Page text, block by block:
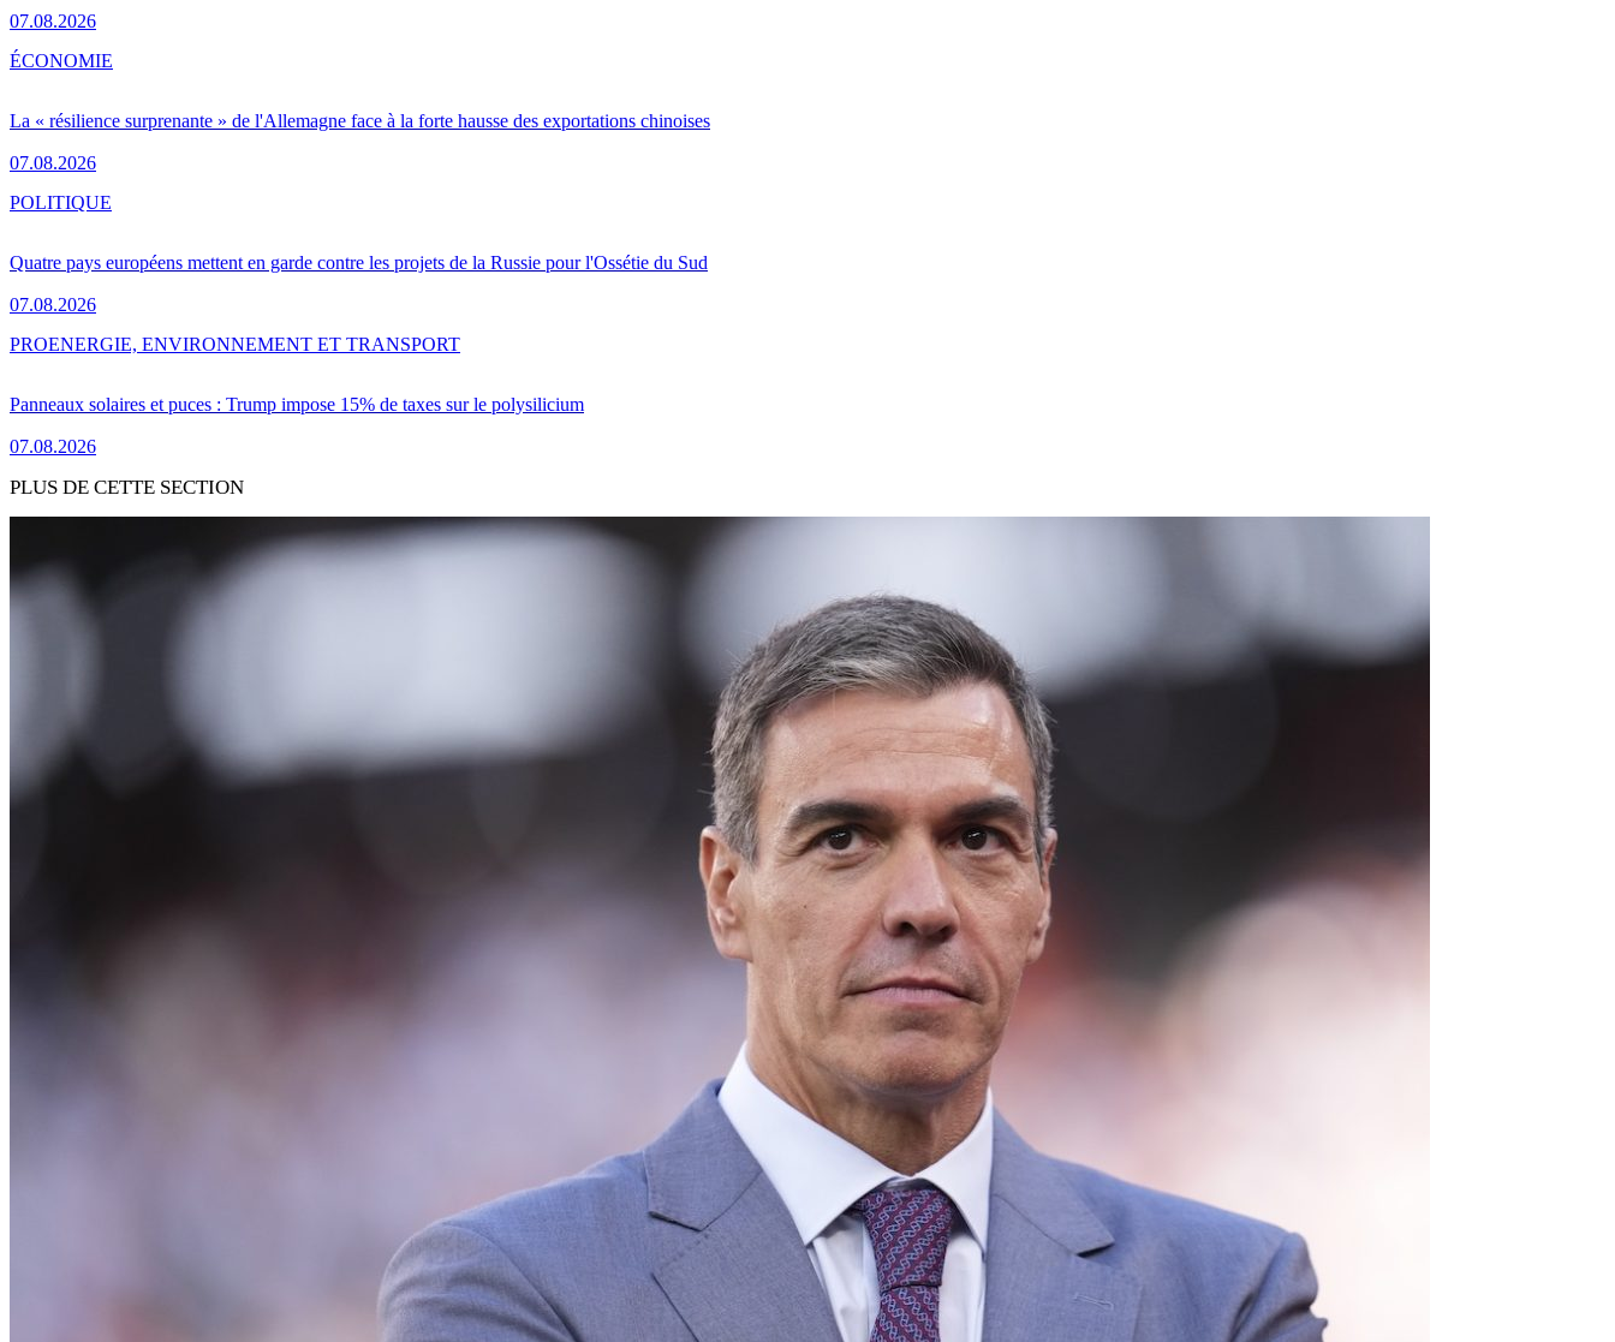
07.08.2026
La « résilience surprenante » de l'Allemagne face à la forte hausse des exportations chinoises
07.08.2026
ÉCONOMIE
Quatre pays européens mettent en garde contre les projets de la Russie pour l'Ossétie du Sud
07.08.2026
POLITIQUE
Panneaux solaires et puces : Trump impose 15% de taxes sur le polysilicium
07.08.2026
PROENERGIE, ENVIRONNEMENT ET TRANSPORT
PLUS DE CETTE SECTION